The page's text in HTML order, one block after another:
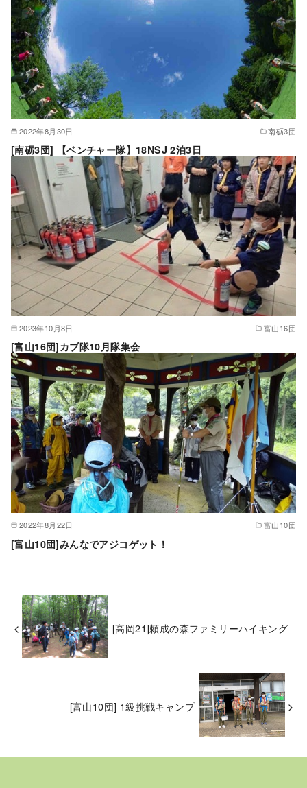
2022年8月30日 南砺3団
[南砺3団] 【ベンチャー隊】18NSJ 2泊3日
2023年10月8日 富山16団
[富山16団]カブ隊10月隊集会
2022年8月22日 富山10団
[富山10団]みんなでアジコゲット！
[高岡21]頼成の森ファミリーハイキング
[富山10団] 1級挑戦キャンプ